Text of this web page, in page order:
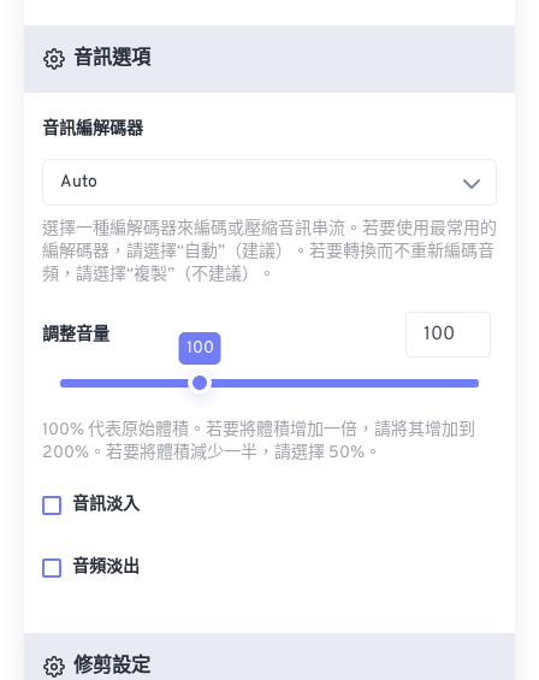
音訊選項
音訊編解碼器
Auto
選擇一種編解碼器來編碼或壓縮音訊串流。若要使用最常用的
編解碼器，請選擇“自動”（建議）。若要轉換而不重新編碼音
頻，請選擇“複製”（不建議）。
調整音量
100
100% 代表原始體積。若要將體積增加一倍，請將其增加到
200%。若要將體積減少一半，請選擇 50%。
音訊淡入
音頻淡出
修剪設定